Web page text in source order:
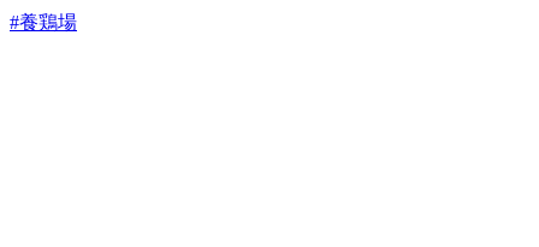
#養鶏場